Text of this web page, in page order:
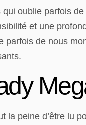
oublie parfois
et une
de nous
la peine d’être lu